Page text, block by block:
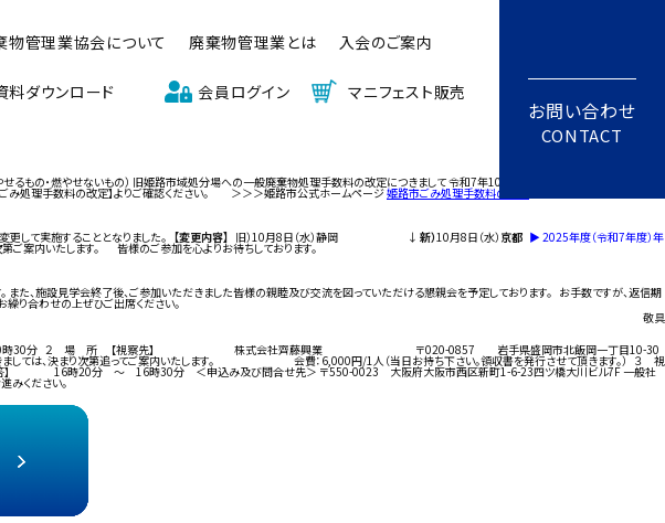
物管理業協会について 廃棄物管理業とは 入会のご案内
料ダウンロード 会員ログイン マニフェスト販売
お問い合わせ
CONTACT
るもの・燃やせないもの） 旧姫路市域処分場への一般廃棄物処理手数料の改定につきまして 令和7年10月1日より、10キログラムあたりの
処理手数料の改定】よりご確認ください。 ＞＞＞姫路市公式ホームページ姫路市ごみ処理手数料の改定
して実施することとなりました。 【変更内容】 旧）10月8日（水）静岡 ↓ 新）10月8日（水） 京都 ▶︎ 2025年度（令和7年度）年
ご案内いたします。 皆様のご参加を心よりお待ちしております。
た、施設見学会終了後、ご参加いただきました皆様の親睦及び交流を図っていただける懇親会を予定しております。 お手数ですが、返信期
繰り合わせの上ぜひご出席ください。
敬具
20時30分 ２ 場 所 【視察先】 株式会社齊藤興業 〒020-0857 岩手県盛岡市北飯岡一丁目10-30
ご案内いたします。 会費：6,000円/1人（当日お持ち下さい。領収書を発行させて頂きます。） ３ 視
時30分 ＜申込み及び問合せ先＞ 〒550-0023 大阪府大阪市西区新町1-6-23四ツ橋大川ビル7F 一般社
みください。